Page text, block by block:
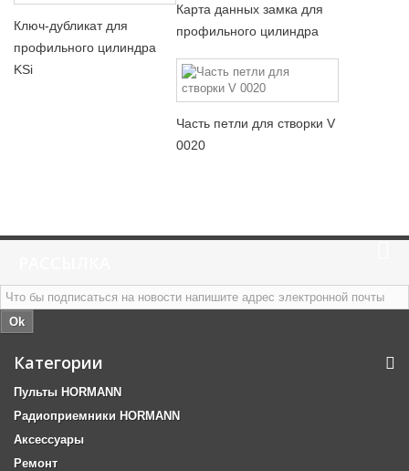
Ключ-дубликат для
профильного цилиндра
KSi
Карта данных замка для
профильного цилиндра
Часть петли для створки V
0020
Ok
Категории
Пульты HORMANN
Радиоприемники HORMANN
Аксессуары
Ремонт